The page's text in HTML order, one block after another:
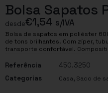
Bolsa Sapatos
desde€1,54 s/IVA
Bolsa de sapatos em poliéster
de tons brilhantes. Com zíper,
transporte
Referência
450.3250
Categorias
Casa, Saco de